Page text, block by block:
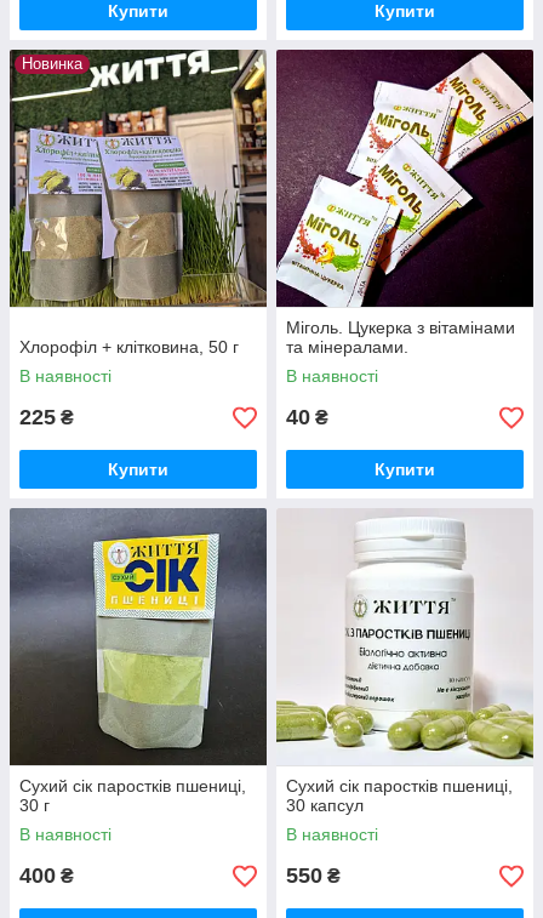
Купити Купити
Новинка
Хлорофіл + клітковина, 50 г
В наявності
225 ₴
Купити
Міголь. Цукерка з вітамінами
та мінералами.
В наявності
40 ₴
Купити
Сухий сік паростків пшениці,
30 г
В наявності
400 ₴
Сухий сік паростків пшениці,
30 капсул
В наявності
550 ₴